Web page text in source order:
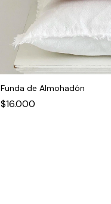
Funda de Almohadón
$16.000